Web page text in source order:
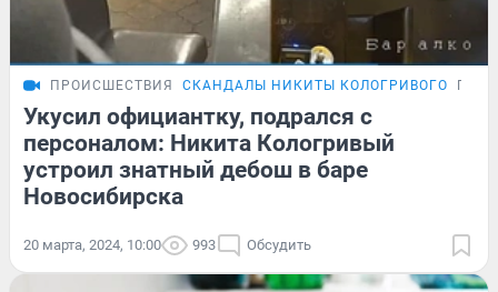
ПРОИСШЕСТВИЯ СКАНДАЛЫ НИКИТЫ КОЛОГРИВОГО
Укусил официантку, подрался с
персоналом: Никита Кологривый
устроил знатный дебош в баре
Новосибирска
20 марта, 2024, 10:00 993 Обсудить